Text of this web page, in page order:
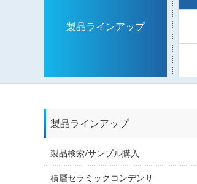
製品ラインアップ
製品ラインアップ
製品検索/サンプル購入
積層セラミックコンデンサ